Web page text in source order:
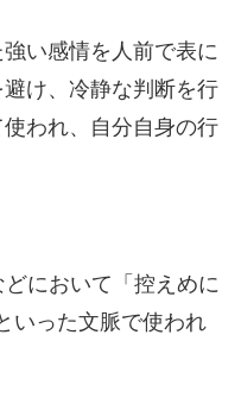
い感情を人前で表に
け、冷静な判断を行
われ、自分自身の行
において「控えめに
いった文脈で使われ